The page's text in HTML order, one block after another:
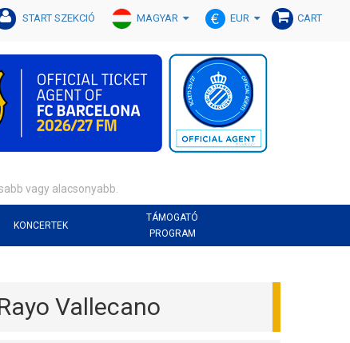
CART
EUR
MAGYAR
START SZEKCIÓ
vagy alacsonyabb.
KONCERTEK
TÁMOGATÓ
PROGRAM
Vallecano